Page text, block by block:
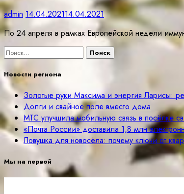
admin 14.04.202114.04.2021
По 24 апреля в рамках Европейской недели
Найти:
Новости региона
Золотые руки Максима и энергия Ларисы:
Долги и свайное поле вместо дома
МТС улучшила мобильную связь в посёлке
«Почта России» доставила 1,8 млн
Ловушка для новосёла: почему ключи от
Мы на первой